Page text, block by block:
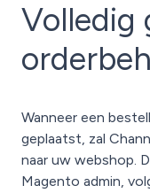
Volledig
Wanneer een
geplaatst, zal
naar uw webshop.
Magento admin,